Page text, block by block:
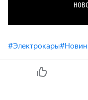
#Электрокары